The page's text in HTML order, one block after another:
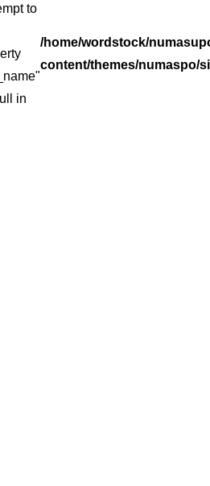
to
in
/home/wordstock/
content/themes/numaspo/